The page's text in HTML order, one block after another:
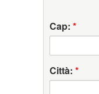
Cap: *
Città: *